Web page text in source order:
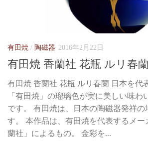
有田焼 / 陶磁器 2016年2月22日
有田焼 香蘭社 花瓶 ルリ春蘭
有田焼 香蘭社 花瓶 ルリ春蘭 日本を代
「有田焼」の瑠璃色が実に美しい味わ
です。 有田焼は、日本の陶磁器発祥の
す。 本作品は、有田焼を代表するメー
蘭社」によるもの。 金彩を...